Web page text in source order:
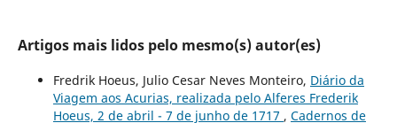
Artigos mais lidos pelo mesmo(s) autor(es)
Fredrik Hoeus, Julio Cesar Neves Monteiro, Diário da
Viagem aos Acurias, realizada pelo Alferes Frederik
Hoeus, 2 de abril - 7 de junho de 1717 , Cadernos de